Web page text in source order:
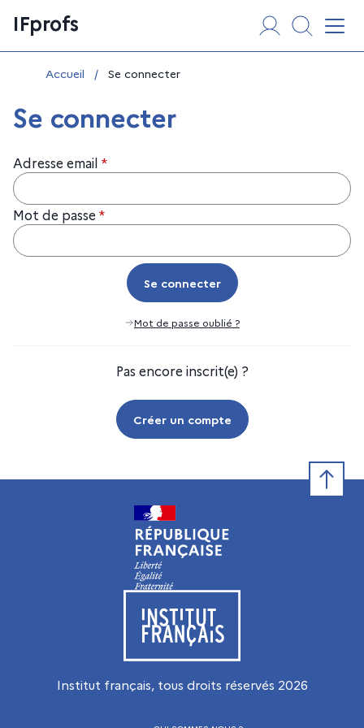
au
contenu
IFprofs
Vous êtes ici :
Accueil / Se connecter
Se connecter
Adresse email *
Mot de passe *
Se connecter
Se connecter
Mot de passe oublié ?
Pas encore inscrit(e) ?
Créer un compte
Visiter le site de l’Institut français
Institut français, tous droits réservés 2026